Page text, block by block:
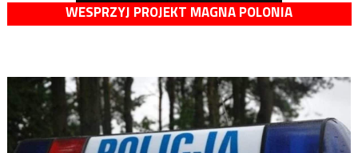
WESPRZYJ PROJEKT MAGNA POLONIA